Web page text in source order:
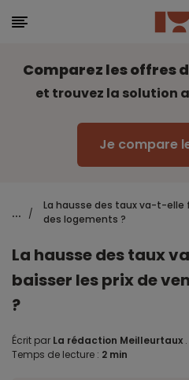
Comparez les offres
et trouvez la solution
Je compare
... /
La hausse des taux va-t-elle
des logements ?
La hausse des taux
baisser les prix de
?
Écrit par La rédaction Meilleurtaux .
Temps de lecture : 2 min